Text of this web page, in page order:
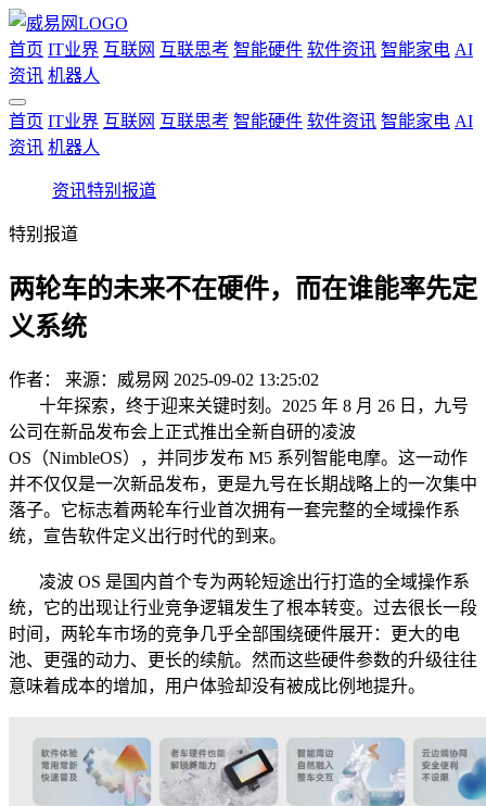
首页 IT业界 互联网 互联思考 智能硬件 软件资讯 智能家电 AI
资讯 机器人
首页 IT业界 互联网 互联思考 智能硬件 软件资讯 智能家电 AI
资讯 机器人
资讯特别报道
特别报道
两轮车的未来不在硬件，而在谁能率先定
义系统
作者： 来源：威易网 2025-09-02 13:25:02
十年探索，终于迎来关键时刻。2025 年 8 月 26 日，九号
公司在新品发布会上正式推出全新自研的凌波
OS（NimbleOS），并同步发布 M5 系列智能电摩。这一动作
并不仅仅是一次新品发布，更是九号在长期战略上的一次集中
落子。它标志着两轮车行业首次拥有一套完整的全域操作系
统，宣告软件定义出行时代的到来。
凌波 OS 是国内首个专为两轮短途出行打造的全域操作系
统，它的出现让行业竞争逻辑发生了根本转变。过去很长一段
时间，两轮车市场的竞争几乎全部围绕硬件展开：更大的电
池、更强的动力、更长的续航。然而这些硬件参数的升级往往
意味着成本的增加，用户体验却没有被成比例地提升。